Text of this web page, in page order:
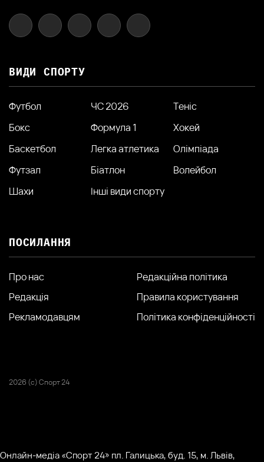
ВИДИ СПОРТУ
Футбол ЧС 2026
Теніс
Бокс
Формула 1
Хокей
Баскетбол
Легка атлетика
Олімпіада
Футзал
Біатлон
Волейбол
Шахи
Інші види спорту
ПОСИЛАННЯ
Про нас
Редакція
Рекламодавцям
Редакційна політика
Правила користування
Політика конфіденційності
2026 (с) Спорт 24
Онлайн-медіа «Спорт 24» пл. Галицька, буд. 15, м. Львів,